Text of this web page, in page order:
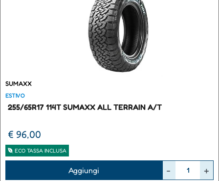
SUMAXX
ESTIVO
255/65R17 114T SUMAXX ALL TERRAIN A/T
€ 96,00
ECO TASSA INCLUSA
Aggiungi